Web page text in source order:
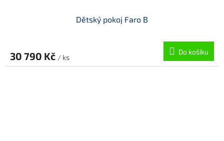
Dětský pokoj Faro B
30 790 Kč / ks
Do košíku